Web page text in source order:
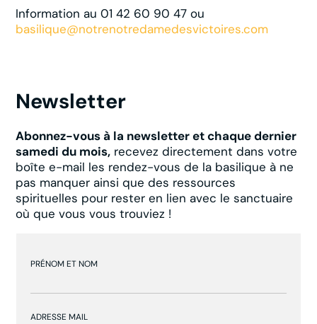
Information au 01 42 60 90 47 ou
basilique@notrenotredamedesvictoires.com
Newsletter
Abonnez-vous à la newsletter et chaque dernier
samedi du mois, recevez directement dans votre
boîte e-mail les rendez-vous de la basilique à ne
pas manquer ainsi que des ressources
spirituelles pour rester en lien avec le sanctuaire
où que vous vous trouviez !
PRÉNOM ET NOM
ADRESSE MAIL